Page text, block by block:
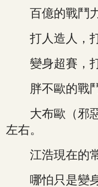
百億的戰鬥力
打人造人，打
變身超賽，打
胖不歐的戰鬥
大布歐（邪惡
左右。
江浩現在的常
哪怕只是變身